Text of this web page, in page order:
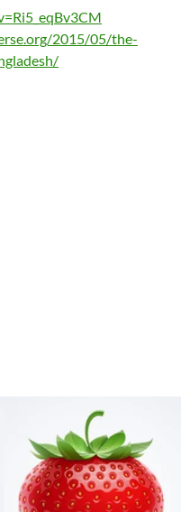
2015/05/the-
的馬桶恐怖故事